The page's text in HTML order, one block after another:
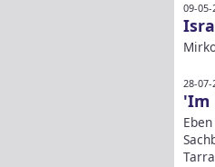
09-05-
28-07-
'Im